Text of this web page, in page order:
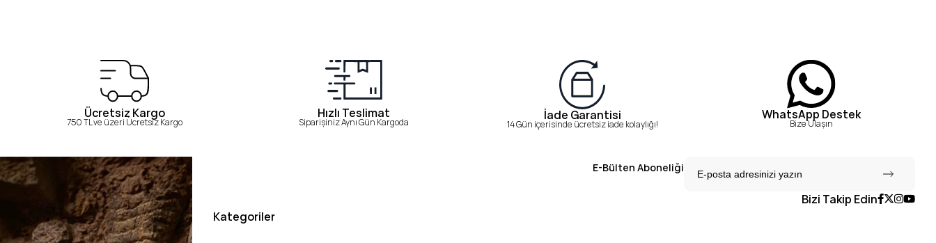
Ücretsiz Kargo
750 TL ve üzeri Ücretsiz Kargo
Hızlı Teslimat
Siparişiniz Aynı Gün Kargoda İade Garantisi
14 Gün içerisinde ücretsiz iade kolaylığı!
WhatsApp Destek
Bize Ulaşın
E-Bülten Aboneliği
Bizi Takip Edin
Kategoriler